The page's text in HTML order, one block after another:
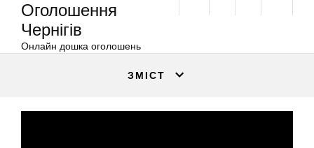
Оголошення
Чернігів
Онлайн дошка оголошень
ЗМІСТ